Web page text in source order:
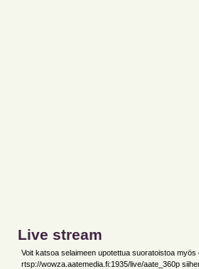
Live stream
Voit katsoa selaimeen upotettua suoratoistoa
rtsp://wowza.aatemedia.fi:1935/live/aate_360p